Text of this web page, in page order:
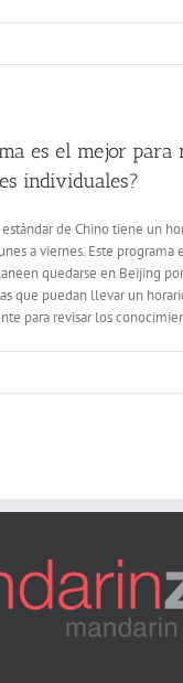
es el mejor para
individuales?
de Chino tiene un
a viernes. Este programa
quedarse en Beijing
que puedan llevar un
para revisar los